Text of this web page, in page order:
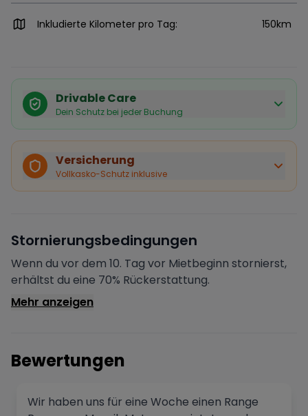
Inkludierte Kilometer pro Tag: 150km
Drivable Care
Dein Schutz bei jeder Buchung
Käuferschutz inklusive
Bei Stornierung durch den Vermieter erhältst du eine
vollständige Rückerstattung.
Sichere Zahlung
Deine Zahlung wird verschlüsselt verarbeitet. Deine
Daten sind geschützt.
Verifizierter Vermieter
verifiziert.
Versicherung
Vollkasko-Schutz inklusive
Stornierungsbedingungen
Wenn du vor dem 10. Tag vor Mietbeginn stornierst,
erhältst du eine 70% Rückerstattung.
Mehr anzeigen
Bewertungen
Wir haben uns für eine Woche einen Range